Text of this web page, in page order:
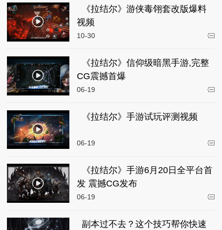
《拉结尔》游侠毒翎套改版爆料
视频
10-30
《拉结尔》信仰级暗黑手游,完整
CG震撼首爆
06-19
《拉结尔》手游试玩评测视频
06-19
《拉结尔》手游6月20日全平台首
发 震撼CG发布
06-19
副本过不去？这个技巧帮你快速